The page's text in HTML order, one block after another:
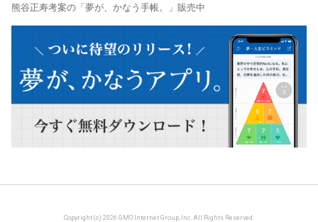
熊谷正寿考案の「夢が、かなう手帳。」販売中
Copyright (c) 2026 GMO Internet Group, Inc. All Rights Reserved.